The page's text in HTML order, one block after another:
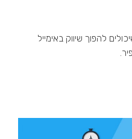
להפוך שיווק באימייל